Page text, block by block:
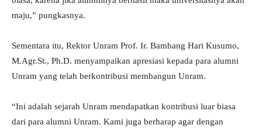
maju,” pungkasnya.
Sementara itu, Rektor Unram Prof. Ir. Bambang Hari Kusumo,
M.Agr.St., Ph.D. menyampaikan apresiasi kepada para alumni
Unram yang telah berkontribusi membangun Unram.
“Ini adalah sejarah Unram mendapatkan kontribusi luar biasa
dari para alumni Unram. Kami juga berharap agar dengan